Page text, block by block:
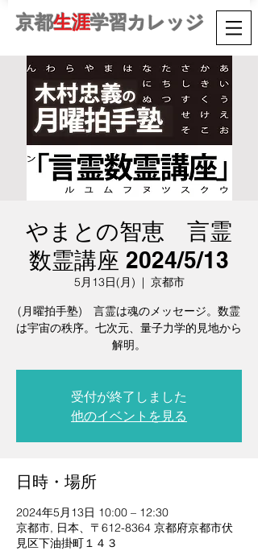
京都生涯学習カレッジ
やまとの智恵 言霊
数霊講座 2024/5/13
5月13日(月)
  |
京都市
(月曜拍手塾) 言霊は魂のメッセージ。数霊
は宇宙の秩序。七次元、量子力学的見地から
解明。
受付が終了しました
他のイベントを見る
日時・場所
2024年5月13日 10:00 – 12:30
京都市, 日本、〒612-8364 京都府京都市伏
見区下油掛町１４３